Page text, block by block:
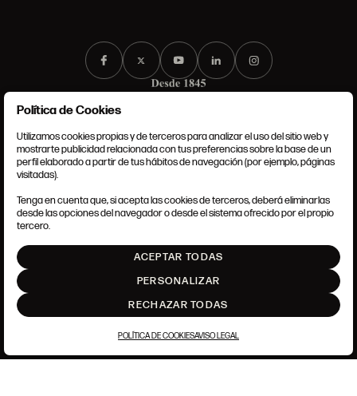
CONDICIONES GENERALES
POLÍTICA DE COOKIES
AJUSTE DE COOKIES
Política de Cookies
Utilizamos cookies propias y de terceros para analizar el uso del sitio web y
mostrarte publicidad relacionada con tus preferencias sobre la base de un
perfil elaborado a partir de tus hábitos de navegación (por ejemplo, páginas
visitadas).
Tenga en cuenta que, si acepta las cookies de terceros, deberá eliminarlas
desde las opciones del navegador o desde el sistema ofrecido por el propio
tercero.
ACEPTAR TODAS
PERSONALIZAR
RECHAZAR TODAS
POLÍTICA DE COOKIESAVISO LEGAL